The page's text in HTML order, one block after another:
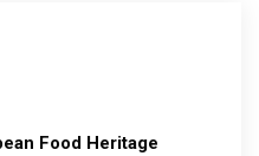
Food Heritage